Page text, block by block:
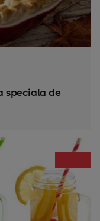
speciala de